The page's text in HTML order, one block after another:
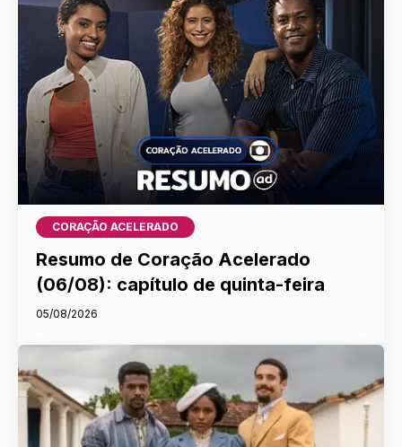
CORAÇÃO ACELERADO
Resumo de Coração Acelerado
(06/08): capítulo de quinta-feira
05/08/2026